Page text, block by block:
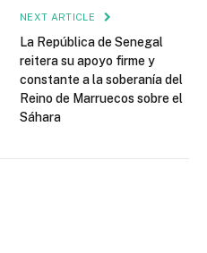
NEXT ARTICLE
La República de Senegal
reitera su apoyo firme y
constante a la soberanía del
Reino de Marruecos sobre el
Sáhara